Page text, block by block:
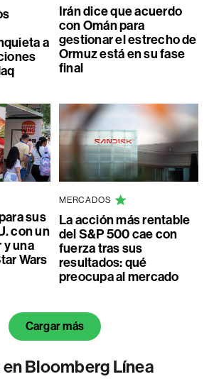
a
Irán dice que acuerdo
con Omán para
gestionar el estrecho de
Ormuz está en su fase
final
sus
con un
y una
Wars
MERCADOS
La acción más rentable
del S&P 500 cae con
fuerza tras sus
resultados: qué
preocupa al mercado
Cargar más
Bloomberg Línea